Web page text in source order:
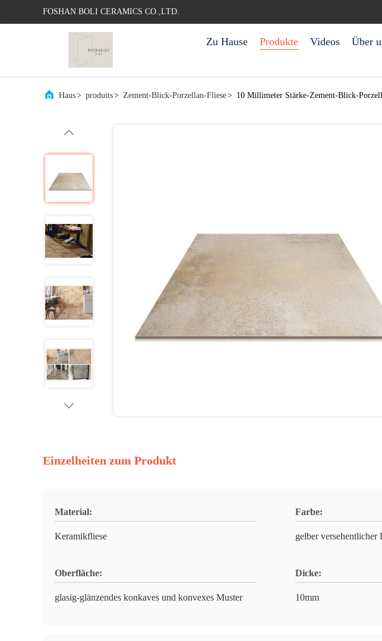
FOSHAN BOLI CERAMICS CO.,LTD.
Zu Hause Produkte Videos Über
Haus> produits> Zement-Blick-Porzellan-Fliese> 10 Millimeter Stärke-Zement-Blick-
Einzelheiten zum Produkt
Material:
Keramikfliese
Farbe:
gelber versehentlicher
Oberfläche:
glasig-glänzendes konkaves und konvexes Muster
Dicke:
10mm